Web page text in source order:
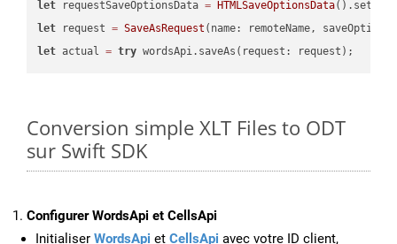
let requestSaveOptionsData = HTMLSaveOptionsData
let request = SaveAsRequest (name: remoteName,
let actual = try
Conversion simple XLT Files to ODT
sur Swift SDK
Configurer WordsApi et CellsApi
Initialiser WordsApi et CellsApi avec votre ID client,